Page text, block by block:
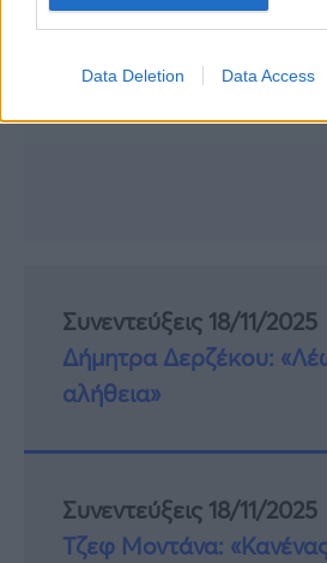
Data Deletion Data Access
Συνεντεύξεις 18/11/2025
Δήμητρα Δερζέκου:
αλήθεια»
Συνεντεύξεις 18/11/2025
Τζεφ Μοντάνα: